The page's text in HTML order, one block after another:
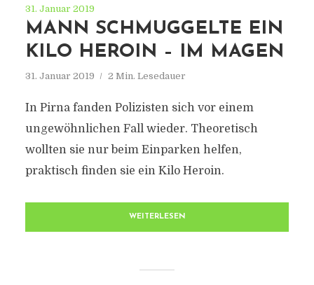
31. Januar 2019
MANN SCHMUGGELTE EIN
KILO HEROIN – IM MAGEN
31. Januar 2019 2 Min. Lesedauer
In Pirna fanden Polizisten sich vor einem
ungewöhnlichen Fall wieder. Theoretisch
wollten sie nur beim Einparken helfen,
praktisch finden sie ein Kilo Heroin.
WEITERLESEN